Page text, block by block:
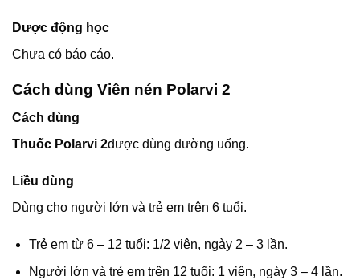
Dược động học
Chưa có báo cáo.
Cách dùng Viên nén Polarvi 2
Cách dùng
Thuốc Polarvi 2được dùng đường uống.
Liều dùng
Dùng cho người lớn và trẻ em trên 6 tuổi.
Trẻ em từ 6 – 12 tuổi: 1/2 viên, ngày 2 – 3 lần.
Người lớn và trẻ em trên 12 tuổi: 1 viên, ngày 3 – 4 lần.